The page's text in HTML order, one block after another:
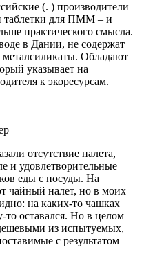
(. ) производители
таблетки для ПММ – и
практического смысла.
в Дании, не содержат
Обладают
указывает на
к экоресурсам.
отсутствие налета,
и удовлетворительные
еды с посуды. На
чайный налет, но в моих
на каких-то чашках
то оставался. Но в целом
из испытуемых,
с результатом